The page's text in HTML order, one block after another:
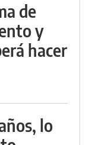
de
y
hacer
lo